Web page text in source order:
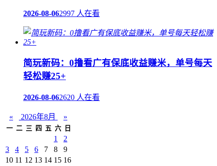
2026-08-062997 人在看
简玩新码：0撸看广有保底收益赚米，单号每天
轻松赚25+
2026-08-062620 人在看
« 2026年8月 »
一 二 三 四 五 六 日
1
2
3
4 5 6 7 8
9
10 11 12 13 14 15 16